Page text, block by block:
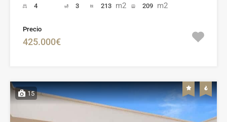
4
3
213 m2
209 m2
Precio
425.000€
15